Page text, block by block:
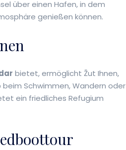
über einen Hafen, in dem
genießen können.
bietet, ermöglicht Žut Ihnen,
Schwimmen, Wandern oder
ein friedliches Refugium